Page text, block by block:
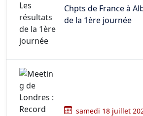
Chpts de France à
de la 1ère journée
samedi 18 juillet